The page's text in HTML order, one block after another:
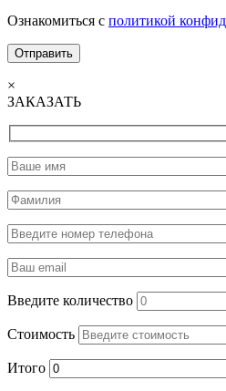
Ознакомиться с политикой
×
ЗАКАЗАТЬ
Введите количество
Стоимость
Итого